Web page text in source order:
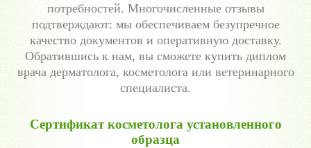
потребностей. Многочисленные отзывы
подтверждают: мы обеспечиваем безупречное
качество документов и оперативную доставку.
Обратившись к нам, вы сможете купить диплом
врача дерматолога, косметолога или ветеринарного
специалиста.
Сертификат косметолога установленного
образца